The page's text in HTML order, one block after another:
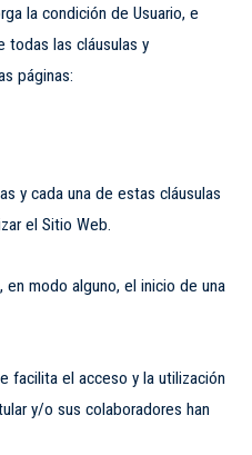
la condición de Usuario, e
todas las cláusulas y
páginas:
y cada una de estas cláusulas
el Sitio Web.
modo alguno, el inicio de una
facilita el acceso y la utilización
y/o sus colaboradores han